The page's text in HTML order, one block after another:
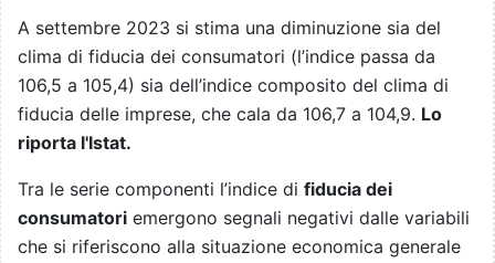
A settembre 2023 si stima una diminuzione sia del
clima di fiducia dei consumatori (l’indice passa da
106,5 a 105,4) sia dell’indice composito del clima di
fiducia delle imprese, che cala da 106,7 a 104,9. Lo
riporta l'Istat.
Tra le serie componenti l’indice di fiducia dei
consumatori emergono segnali negativi dalle variabili
che si riferiscono alla situazione economica generale